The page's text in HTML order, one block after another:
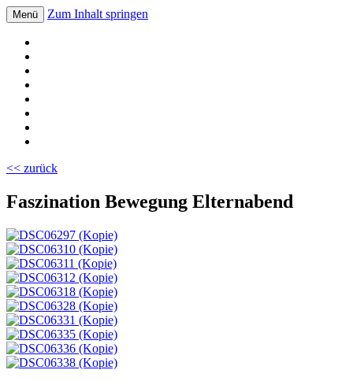
Volksschule Bad Blumau
Menü Zum Inhalt springen
<< zurück
Faszination Bewegung Elternabend